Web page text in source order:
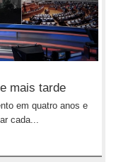
mais tarde
em quatro anos e
cada...